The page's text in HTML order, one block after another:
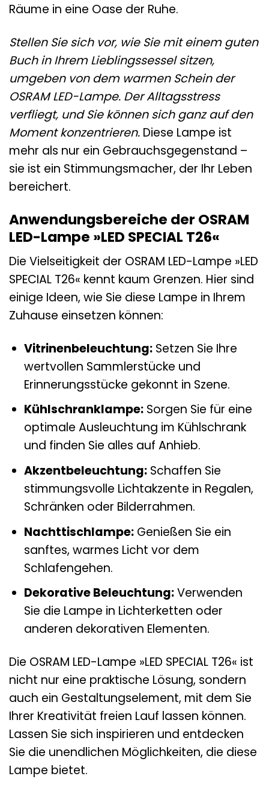
Räume in eine Oase der Ruhe.
Stellen Sie sich vor, wie Sie mit einem guten
Buch in Ihrem Lieblingssessel sitzen,
umgeben von dem warmen Schein der
OSRAM LED-Lampe. Der Alltagsstress
verfliegt, und Sie können sich ganz auf den
Moment konzentrieren. Diese Lampe ist
mehr als nur ein Gebrauchsgegenstand –
sie ist ein Stimmungsmacher, der Ihr Leben
bereichert.
Anwendungsbereiche der OSRAM
LED-Lampe »LED SPECIAL T26«
Die Vielseitigkeit der OSRAM LED-Lampe »LED
SPECIAL T26« kennt kaum Grenzen. Hier sind
einige Ideen, wie Sie diese Lampe in Ihrem
Zuhause einsetzen können:
Vitrinenbeleuchtung:Setzen Sie Ihre
wertvollen Sammlerstücke und
Erinnerungsstücke gekonnt in Szene.
Kühlschranklampe:Sorgen Sie für eine
optimale Ausleuchtung im Kühlschrank
und finden Sie alles auf Anhieb.
Akzentbeleuchtung:Schaffen Sie
stimmungsvolle Lichtakzente in Regalen,
Schränken oder Bilderrahmen.
Nachttischlampe:Genießen Sie ein
sanftes, warmes Licht vor dem
Schlafengehen.
Dekorative Beleuchtung:Verwenden
Sie die Lampe in Lichterketten oder
anderen dekorativen Elementen.
Die OSRAM LED-Lampe »LED SPECIAL T26« ist
nicht nur eine praktische Lösung, sondern
auch ein Gestaltungselement, mit dem Sie
Ihrer Kreativität freien Lauf lassen können.
Lassen Sie sich inspirieren und entdecken
Sie die unendlichen Möglichkeiten, die diese
Lampe bietet.